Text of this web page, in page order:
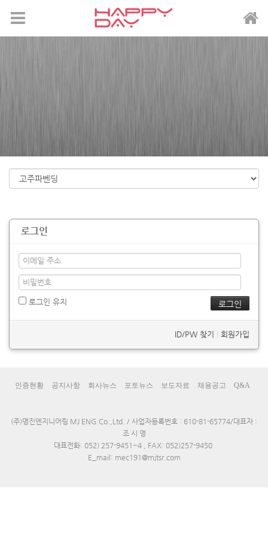
메뉴 건너뛰기
로그인
로그인 유지
ID/PW 찾기 회원가입
인증현황 공지사항 회사뉴스 포토뉴스 보도자료 채용공고 Q&A
(주)명진엔지니어링 MJ ENG Co.,Ltd. / 사업자등록번호 : 610-81-65774/대표자 :
조 시 영
대표전화: 052) 257-9451~4 , FAX: 052)257-9450
E_mail: mec191@mjtsr.com